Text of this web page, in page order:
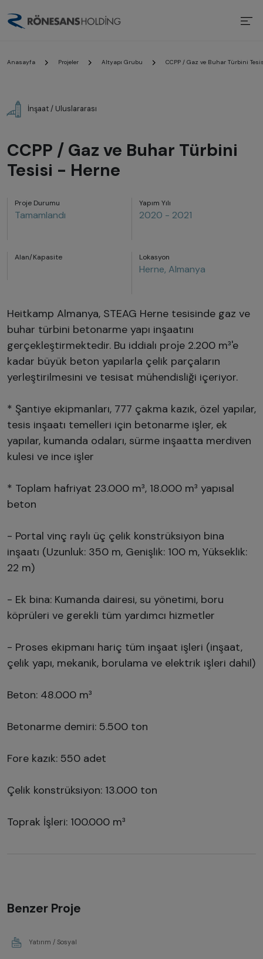
Anasayfa Projeler Altyapı Grubu CCPP / Gaz ve Buhar Türbini
İnşaat / Uluslararası
CCPP / Gaz ve Buhar Türbini
Tesisi - Herne
Proje Durumu
Tamamlandı
Yapım Yılı
2020 - 2021
Alan/Kapasite Lokasyon
Herne, Almanya
Heitkamp Almanya, STEAG Herne tesisinde gaz ve
buhar türbini betonarme yapı inşaatını
gerçekleştirmektedir. Bu iddialı proje 2.200 m³'e
kadar büyük beton yapılarla çelik parçaların
yerleştirilmesini ve tesisat mühendisliği içeriyor.
* Şantiye ekipmanları, 777 çakma kazık, özel yapılar,
tesis inşaatı temelleri için betonarme işler, ek
yapılar, kumanda odaları, sürme inşaatta merdiven
kulesi ve ince işler
* Toplam hafriyat 23.000 m³, 18.000 m³ yapısal
beton
- Portal vinç raylı üç çelik konstrüksiyon bina
inşaatı (Uzunluk: 350 m, Genişlik: 100 m, Yükseklik:
22 m)
- Ek bina: Kumanda dairesi, su yönetimi, boru
köprüleri ve gerekli tüm yardımcı hizmetler
- Proses ekipmanı hariç tüm inşaat işleri (inşaat,
çelik yapı, mekanik, borulama ve elektrik işleri dahil)
Beton: 48.000 m³
Betonarme demiri: 5.500 ton
Fore kazık: 550 adet
Çelik konstrüksiyon: 13.000 ton
Toprak İşleri: 100.000 m³
Benzer Proje
Yatırım / Sosyal